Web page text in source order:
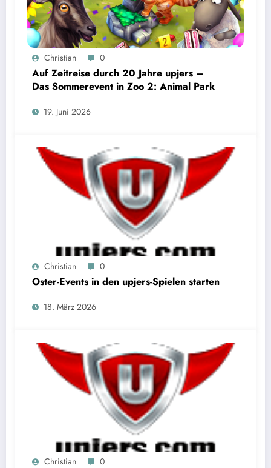
Christian 0
Auf Zeitreise durch 20 Jahre upjers –
Das Sommerevent in Zoo 2: Animal Park
19. Juni 2026
Christian 0
Oster-Events in den upjers-Spielen starten
18. März 2026
Christian 0